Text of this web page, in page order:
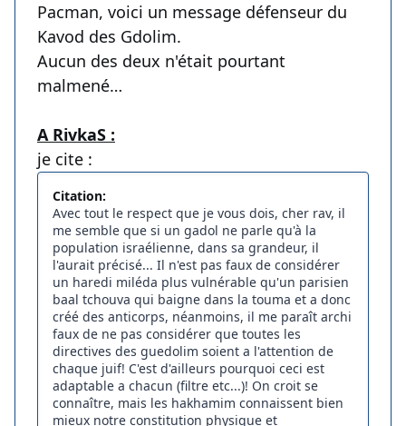
Pacman, voici un message défenseur du
Kavod des Gdolim.
Aucun des deux n'était pourtant
malmené…
A RivkaS :
je cite :
Citation:
Avec tout le respect que je vous dois, cher rav, il
me semble que si un gadol ne parle qu'à la
population israélienne, dans sa grandeur, il
l'aurait précisé... Il n'est pas faux de considérer
un haredi miléda plus vulnérable qu'un parisien
baal tchouva qui baigne dans la touma et a donc
créé des anticorps, néanmoins, il me paraît archi
faux de ne pas considérer que toutes les
directives des guedolim soient a l'attention de
chaque juif! C'est d'ailleurs pourquoi ceci est
adaptable a chacun (filtre etc...)! On croit se
connaître, mais les hakhamim connaissent bien
mieux notre constitution physique et